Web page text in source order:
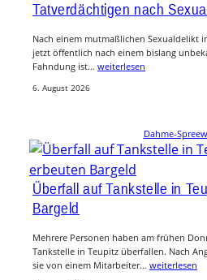
Tatverdächtigen nach
Nach einem mutmaßlichen Sexualdelikt
jetzt öffentlich nach einem bislang
Fahndung ist… weiterlesen
6. August 2026
Dahme-
Überfall auf Tankstelle in
Bargeld
Mehrere Personen haben am frühen
Tankstelle in Teupitz überfallen. Nach
sie von einem Mitarbeiter… weiterlesen